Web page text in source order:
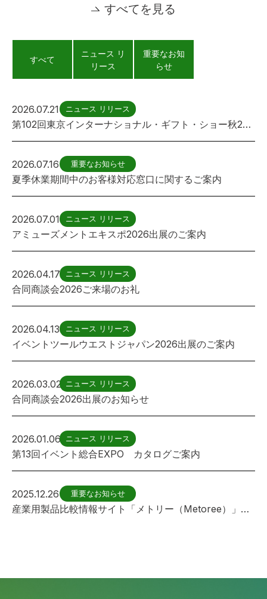
すべてを見る
すべて
ニュース リ
リース
重要なお知
らせ
2026.07.21 ニュース リリース
第102回東京インターナショナル・ギフト・ショー秋2026出展のご案内
2026.07.16 重要なお知らせ
夏季休業期間中のお客様対応窓口に関するご案内
2026.07.01 ニュース リリース
アミューズメントエキスポ2026出展のご案内
2026.04.17 ニュース リリース
合同商談会2026ご来場のお礼
2026.04.13 ニュース リリース
イベントツールウエストジャパン2026出展のご案内
2026.03.02 ニュース リリース
合同商談会2026出展のお知らせ
2026.01.06 ニュース リリース
第13回イベント総合EXPO カタログご案内
2025.12.26 重要なお知らせ
産業用製品比較情報サイト「メトリー（Metoree）」に フェンス(遊具用)が紹介されました。